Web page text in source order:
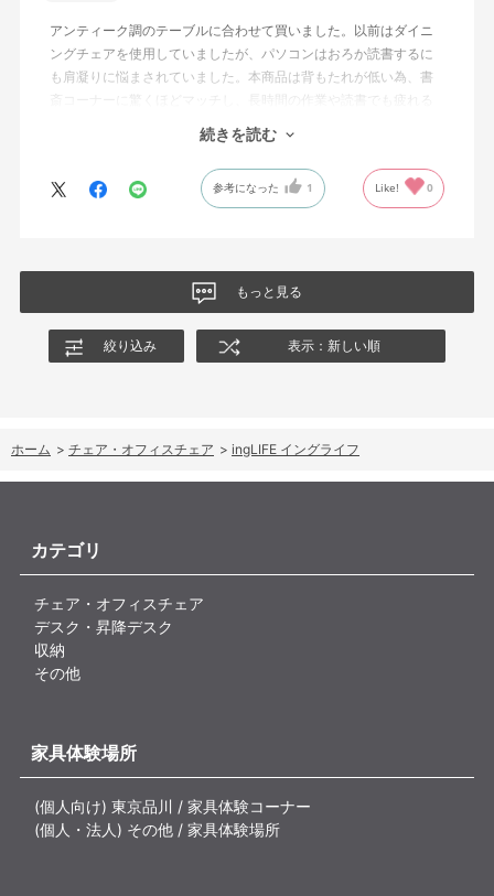
リビングにワークスペースがあるため、インテリアになじむよ
う、背もたれは合板ミディアムアッシュ、4本脚を選択しました
が、より解放感をもって座りたいかたは、キャスター付きを選ん
だほうがいいと思います。ラクラク納品で配送をお願いしたとこ
ろ、作業員のかたがとてもていねいでテキパキと組み立てくださ
り、「いよいよ使える！」というワクワクもありました。
アンティーク調のテーブルに合わせて買いました。以前はダイニ
ングチェアを使用していましたが、パソコンはおろか読書するに
も肩凝りに悩まされていました。本商品は背もたれが低い為、書
斎コーナーに驚くほどマッチし、長時間の作業や読書でも疲れる
事がありません。木の背もたれも痛くなる事はなく、深く背中を
あずければうたた寝も出来ます。
パソコン作業をする時は自然と背筋が伸びて肩凝りなどはしませ
ん。
続きを読む
参考になった 1 Like! 0
もっと見る
絞り込み 表示：新しい順
ホーム > チェア・オフィスチェア > ingLIFE イングライフ
カテゴリ
チェア・オフィスチェア
デスク・昇降デスク
収納
その他
家具体験場所
(個人向け) 東京品川 / 家具体験コーナー
(個人・法人) その他 / 家具体験場所